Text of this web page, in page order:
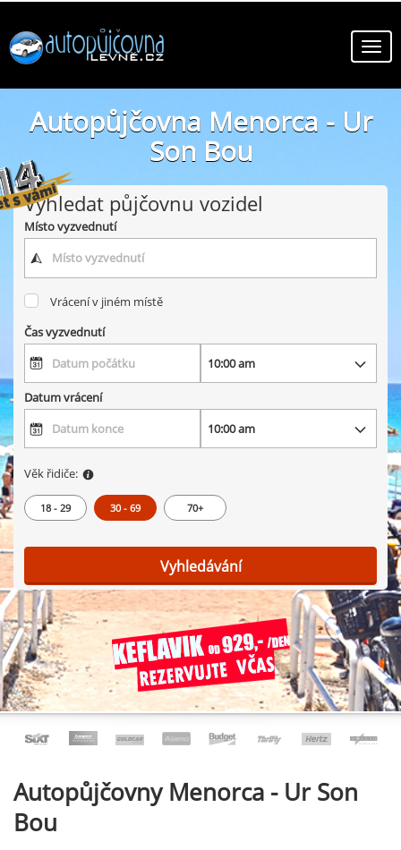
Autopůjčovna Menorca - Ur
Son Bou
online autopůjčovny ve městě Menorca - Ur Son Bou
Vyhledat půjčovnu vozidel
Místo vyzvednutí
Vrácení v jiném místě
Čas vyzvednutí
Datum vrácení
Věk řidiče:
18 - 29 30 - 69 70+
Vyhledávání
AutopůjčovnyMenorca - Ur Son
Bou